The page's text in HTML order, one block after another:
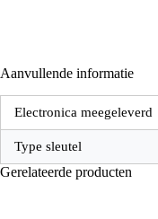
Aanvullende informatie
Electronica meegeleverd
Type sleutel
Gerelateerde producten